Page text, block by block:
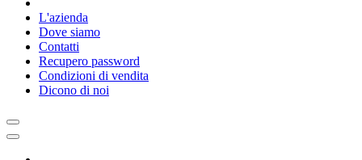
L'azienda
Dove siamo
Contatti
Recupero password
Condizioni di vendita
Dicono di noi